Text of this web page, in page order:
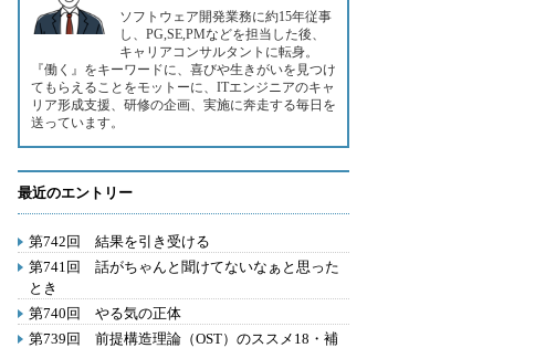
ソフトウェア開発業務に約15年従事
し、PG,SE,PMなどを担当した後、
キャリアコンサルタントに転身。
『働く』をキーワードに、喜びや生きがいを見つけ
てもらえることをモットーに、ITエンジニアのキャ
リア形成支援、研修の企画、実施に奔走する毎日を
送っています。
最近のエントリー
第742回 結果を引き受ける
第741回 話がちゃんと聞けてないなぁと思った
とき
第740回 やる気の正体
第739回 前提構造理論（OST）のススメ18・補